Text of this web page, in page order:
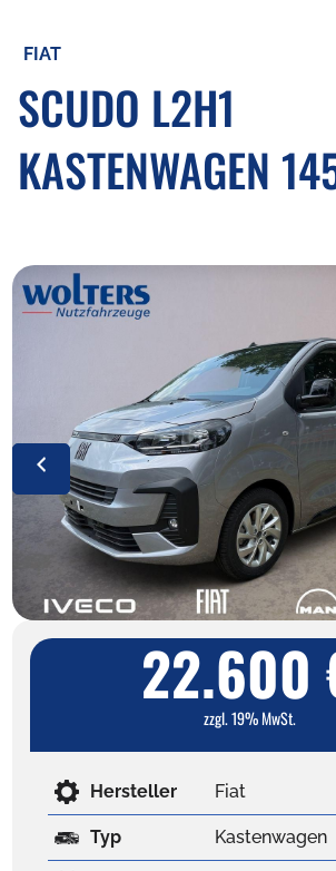
FIAT
SCUDO L2H1
KASTENWAGEN
22.600
zzgl. 19% MwSt.
Hersteller Fiat
Typ Kastenwagen